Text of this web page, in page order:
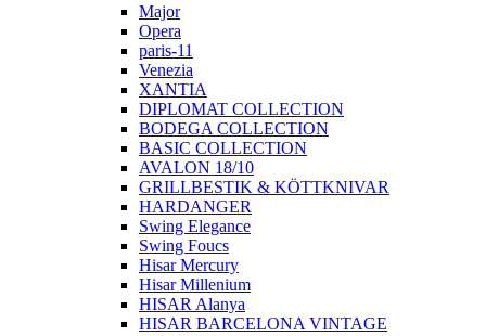
Major
Opera
paris-11
Venezia
XANTIA
DIPLOMAT COLLECTION
BODEGA COLLECTION
BASIC COLLECTION
AVALON 18/10
GRILLBESTIK & KÖTTKNIVAR
HARDANGER
Swing Elegance
Swing Foucs
Hisar Mercury
Hisar Millenium
HISAR Alanya
HISAR BARCELONA VINTAGE